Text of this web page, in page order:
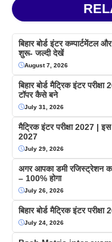
बिहार बोर्ड इंटर कम्पार्टमेंटल
शुरू- जल्दी देखें
August 7, 2026
बिहार बोर्ड मैट्रिक इंटर
टॉपर कैसे बने
July 31, 2026
मैट्रिक इंटर परीक्षा 2027 |
2027
July 29, 2026
अगर आपका डमी रजिस्ट्रेशन
– 100% होगा
July 26, 2026
बिहार बोर्ड मैट्रिक इंटर
July 24, 2026